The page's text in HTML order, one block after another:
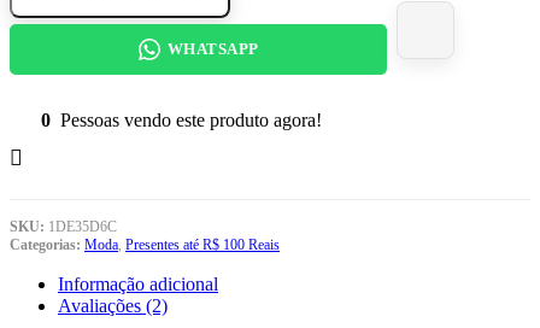
WHATSAPP
0 Pessoas vendo este produto agora!
SKU: 1DE35D6C
Categorias: Moda, Presentes até R$ 100 Reais
Informação adicional
Avaliações (2)